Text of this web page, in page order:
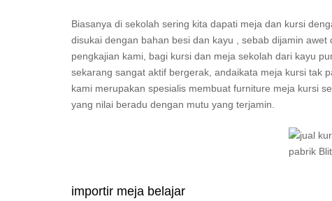
Biasanya di sekolah sering kita dapati meja dan kursi
disukai dengan bahan besi dan kayu , sebab dijamin
pengkajian kami, bagi kursi dan meja sekolah dari kayu
sekarang sangat aktif bergerak, andaikata meja kursi tak
kami merupakan spesialis membuat furniture meja kursi
yang nilai beradu dengan mutu yang terjamin.
importir meja belajar